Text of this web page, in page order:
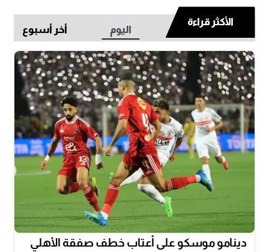
الأكثر قراءة
اليوم أخر أسبوع
دينامو موسكو على أعتاب خطف صفقة الأهلي